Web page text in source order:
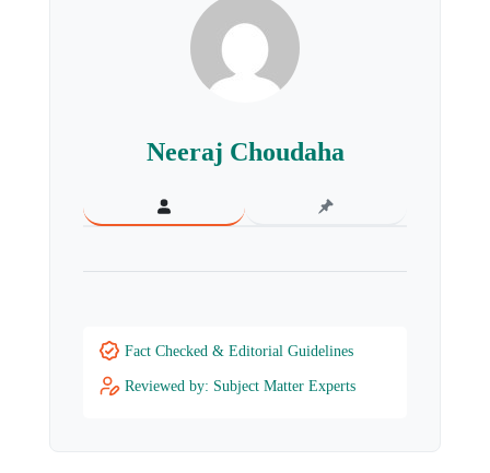
Neeraj Choudaha
Fact Checked & Editorial Guidelines
Reviewed by: Subject Matter Experts